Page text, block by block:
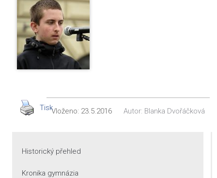
TiskVloženo: 23.5.2016 Autor: Blanka Dvořáčková
Historický přehled
Kronika gymnázia